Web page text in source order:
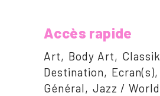
Accès rapide
Art Body Art
Classik
Destination
Ecran(s)
Général
Jazz / World